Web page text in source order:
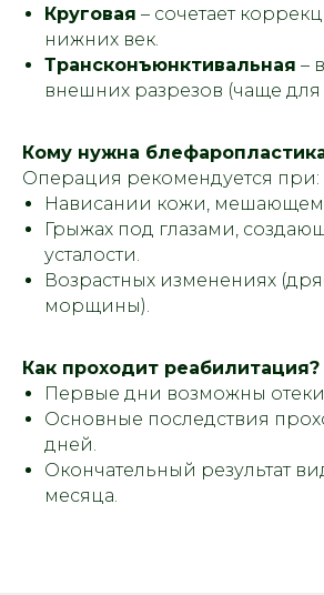
Круговая – сочетает
нижних век.
Трансконъюнктивальная –
внешних разрезов (чаще
Кому нужна
Операция рекомендуется при:
Нависании кожи,
Грыжах под глазами,
усталости.
Возрастных изменениях
морщины).
Как проходит реабилитация?
Первые дни возможны
Основные последствия
дней.
Окончательный результат
месяца.